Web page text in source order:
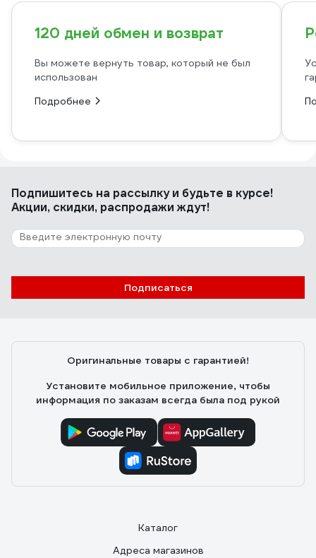
120 дней обмен и возврат
Вы можете вернуть товар, который не был
использован
Подробнее
Подпишитесь на рассылкуи будьте в курсе!
Акции, скидки, распродажи ждут!
Подписаться
Оригинальные товары с гарантией!
Установите мобильное приложение, чтобы
информация по заказам всегда была под рукой
Каталог
Адреса магазинов